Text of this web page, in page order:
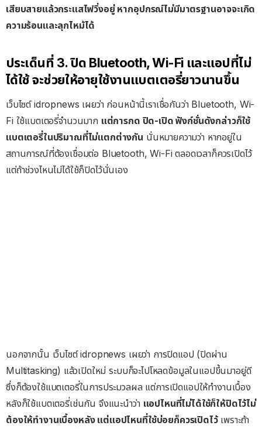
เสียบสายแล้วกระแสไฟวิ่งอยู่ หากอุปกรณ์ไม่มีมาตรฐานอาจจะเกิด
ความร้อนและลุกไหม้ได้
ประเด็นที่ 3. ปิด Bluetooth, Wi-Fi และแอปที่ไม่
ได้ใช้ จะช่วยให้อายุใช้งานแบตเตอรี่ยาวนานขึ้น
เว็บไซต์ idropnews เผยว่า ก่อนหน้านี้เราเชื่อกันว่า Bluetooth, Wi-
Fi ใช้แบตเตอรี่จำนวนมาก แต่การกด ปิด-เปิด ฟังก์ชั่นดังกล่าวก็ใช้
แบตเตอรี่ในปริมาณที่ไม่แตกต่างกัน นั่นหมายความว่า หากอยู่ใน
สถานการณ์ที่ต้องเชื่อมต่อ Bluetooth, Wi-Fi ตลอดเวลาก็ควรเปิดไว้
แต่ถ้าช่วงไหนไม่ได้ใช้ก็ปิดไว้นั่นเอง
นอกจากนั้น เว็บไซต์ idropnews เผยว่า การปิดแอป (ปิดผ่าน
Multitasking) แล้วเปิดใหม่ ระบบก็จะไปโหลดข้อมูลในแอปขึ้นมาอยู่ดี
ซึ่งก็ต้องใช้แบตเตอรี่ในการประมวลผล แต่การเปิดแอปให้ทำงานเบื้อง
หลังก็ใช้แบตเตอรี่เช่นกัน จึงแนะนำว่า แอปไหนที่ไม่ได้ใช้ก็ให้ปิดไว้ไม่
ต้องให้ทำงานเบื้องหลัง แต่แอปไหนที่ใช้บ่อยก็ควรเปิดไว้เพราะถ้า